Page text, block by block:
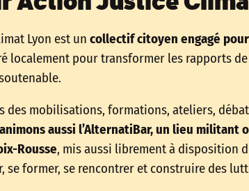
Lyon est un collectif citoyen engagé
localement pour transformer les rapports
des mobilisations, formations, ateliers,
aussi l’AlternatiBar, un lieu militant
Rousse, mis aussi librement à disposition
se former, se rencontrer et construire des